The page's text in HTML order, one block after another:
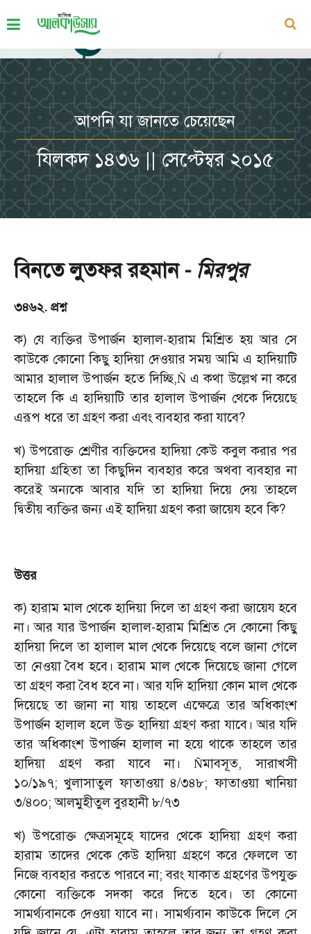
আপনি যা জানতে চেয়েছেন
যিলকদ ১৪৩৬ || সেপ্টেম্বর ২০১৫
বিনতে লুতফর রহমান - মিরপুর
৩৪৬২. প্রশ্ন
ক) যে ব্যক্তির উপার্জন হালাল-হারাম মিশ্রিত হয় আর সে
কাউকে কোনো কিছু হাদিয়া দেওয়ার সময় আমি এ হাদিয়াটি
আমার হালাল উপার্জন হতে দিচ্ছি,Ñ এ কথা উল্লেখ না করে
তাহলে কি এ হাদিয়াটি তার হালাল উপার্জন থেকে দিয়েছে
এরূপ ধরে তা গ্রহণ করা এবং ব্যবহার করা যাবে?
খ) উপরোক্ত শ্রেণীর ব্যক্তিদের হাদিয়া কেউ কবুল করার পর
হাদিয়া গ্রহিতা তা কিছুদিন ব্যবহার করে অথবা ব্যবহার না
করেই অন্যকে আবার যদি তা হাদিয়া দিয়ে দেয় তাহলে
দ্বিতীয় ব্যক্তির জন্য এই হাদিয়া গ্রহণ করা জায়েয হবে কি?
উত্তর
ক) হারাম মাল থেকে হাদিয়া দিলে তা গ্রহণ করা জায়েয হবে
না। আর যার উপার্জন হালাল-হারাম মিশ্রিত সে কোনো কিছু
হাদিয়া দিলে তা হালাল মাল থেকে দিয়েছে বলে জানা গেলে
তা নেওয়া বৈধ হবে। হারাম মাল থেকে দিয়েছে জানা গেলে
তা গ্রহণ করা বৈধ হবে না। আর যদি হাদিয়া কোন মাল থেকে
দিয়েছে তা জানা না যায় তাহলে এক্ষেত্রে তার অধিকাংশ
উপার্জন হালাল হলে উক্ত হাদিয়া গ্রহণ করা যাবে। আর যদি
তার অধিকাংশ উপার্জন হালাল না হয়ে থাকে তাহলে তার
হাদিয়া গ্রহণ করা যাবে না।Ñমাবসূত,সারাখসী
১০/১৯৭;খুলাসাতুল ফাতাওয়া ৪/৩৪৮;ফাতাওয়া খানিয়া
৩/৪০০;আলমুহীতুল বুরহানী ৮/৭৩
খ) উপরোক্ত ক্ষেত্রসমূহে যাদের থেকে হাদিয়া গ্রহণ করা
হারাম তাদের থেকে কেউ হাদিয়া গ্রহণে করে ফেললে তা
নিজে ব্যবহার করতে পারবে না;বরং যাকাত গ্রহণের উপযুক্ত
কোনো ব্যক্তিকে সদকা করে দিতে হবে। তা কোনো
সামর্থ্যবানকে দেওয়া যাবে না। সামর্থ্যবান কাউকে দিলে সে